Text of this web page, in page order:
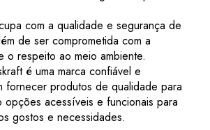
com a qualidade e segurança de
de ser comprometida com a
o respeito ao meio ambiente.
é uma marca confiável e
fornecer produtos de qualidade para
acessíveis e funcionais para
gostos e necessidades.